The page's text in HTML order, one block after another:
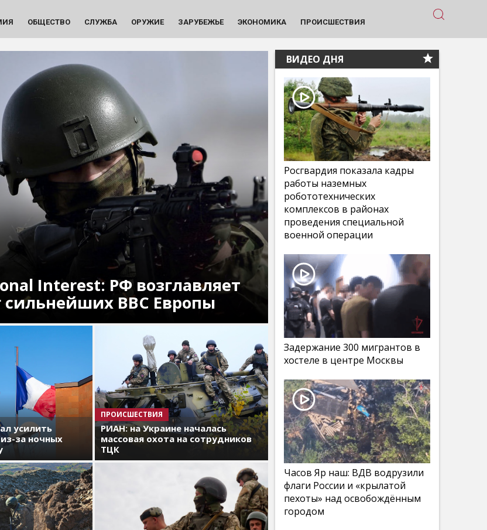
ОБЩЕСТВО СЛУЖБА ОРУЖИЕ ЗАРУБЕЖЬЕ ЭКОНОМИКА ПРОИСШЕСТВИЯ
Interest: РФ возглавляет
сильнейших ВВС Европы
усилить
за ночных
ПРОИСШЕСТВИЯ
РИАН: на Украине началась
массовая охота на сотрудников
ТЦК
ВИДЕО ДНЯ
Росгвардия показала кадры
работы наземных
робототехнических
комплексов в районах
проведения специальной
военной операции
Задержание 300 мигрантов в
хостеле в центре Москвы
Часов Яр наш: ВДВ водрузили
флаги России и «крылатой
пехоты» над освобождённым
городом